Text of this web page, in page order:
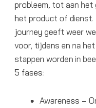
probleem, tot aan het
het product of
journey geeft weer
voor, tijdens en na
stappen worden in
5 fases:
Awareness –